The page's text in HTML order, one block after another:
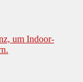
um Indoor-